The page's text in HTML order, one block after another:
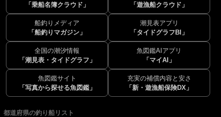
「乗船名簿クラウド」
「遊漁船クラウド」
船釣りメディア
「船釣りマガジン」
潮見表アプリ
「タイドグラフBI」
全国の潮汐情報
「潮見表・タイドグラフ」
魚図鑑AIアプリ
「マイAI」
魚図鑑サイト
「写真から探せる魚図鑑」
充実の補償内容と安さ
「新・遊漁船保険DX」
都道府県の釣り船リスト